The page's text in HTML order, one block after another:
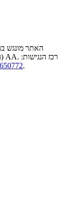
האתר מונגש
.